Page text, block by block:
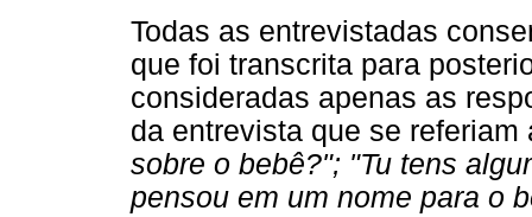
Todas as entrevistadas
que foi transcrita para
consideradas apenas as
da entrevista que se
sobre o bebê?"; "Tu tens
pensou em um nome para o